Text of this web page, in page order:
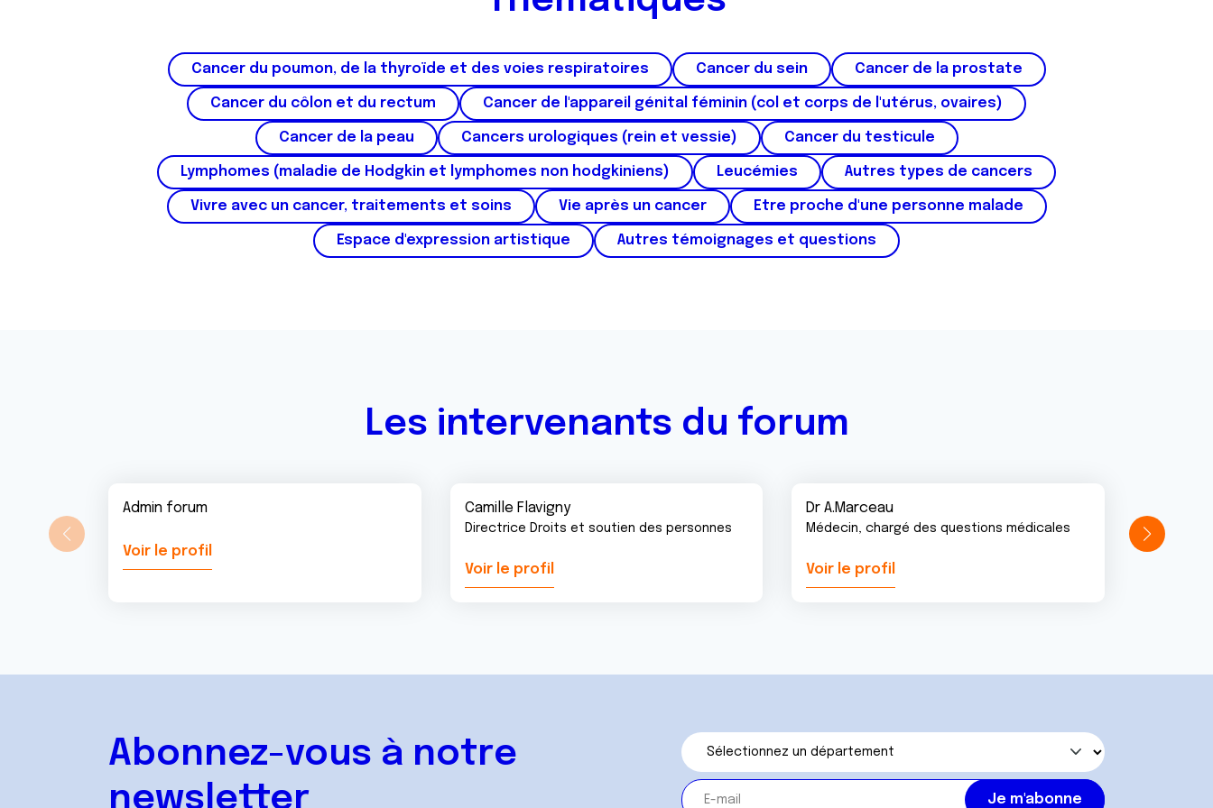
n
t
m
n
t
Cancer du poumon, de la thyroïde et des voies respiratoires Cancer du sein Cancer de la prostate
Cancer du côlon et du rectum Cancer de l'appareil génital féminin (col et corps de l'utérus, ovaires)
Cancer de la peau Cancers urologiques (rein et vessie) Cancer du testicule
Lymphomes (maladie de Hodgkin et lymphomes non hodgkiniens) Leucémies Autres types de cancers
Vivre avec un cancer, traitements et soins Vie après un cancer Etre proche d'une personne malade
Espace d'expression artistique Autres témoignages et questions
Les intervenants du forum
Admin forum
Voir le profil
Camille Flavigny
Directrice Droits et soutien des personnes
Voir le profil
Dr A.Marceau
Médecin, chargé des questions médicales
Voir le profil
Abonnez-vous à notre
newsletter